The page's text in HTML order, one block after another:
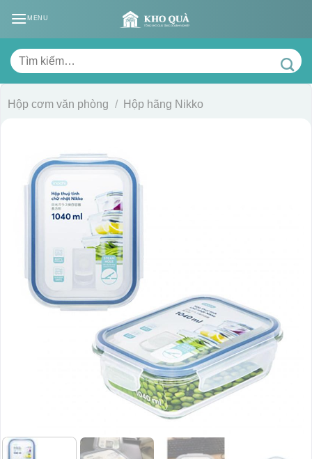
MENU
Tìm
kiếm:
Hộp cơm văn phòng / Hộp hãng Nikko